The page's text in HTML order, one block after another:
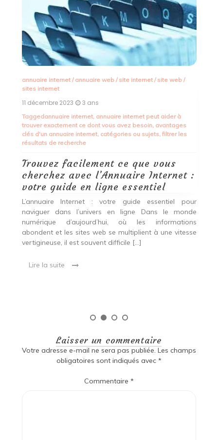
annuaire internet /annuaire web/services/site internet/
web/sites internet
04 décembre 2023 3 ans
accro annuaire web
internet,commentaires d'utilisateurs
Trouvez votre chemin sur le web
avec l’annuaire web, votre guide
en ligne essentiel
L’annuaire web : votre guide en ligne pour naviguer sur
Internet Avec l’avènement d’Internet, il est devenu
essentiel de disposer d’outils efficaces pour naviguer
là qu’intervient […]
Laisser un commentaire
Votre adresse e-mail ne sera pas publiée. Les champs
obligatoires sont indiqués avec *
Commentaire *